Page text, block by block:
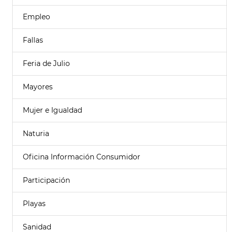
Empleo
Fallas
Feria de Julio
Mayores
Mujer e Igualdad
Naturia
Oficina Información Consumidor
Participación
Playas
Sanidad